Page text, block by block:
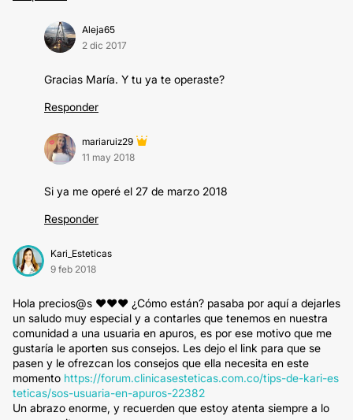
Aleja65
2 dic 2017
Gracias María. Y tu ya te operaste?
Responder
mariaruiz29
11 may 2018
Si ya me operé el 27 de marzo 2018
Responder
Kari_Esteticas
9 feb 2018
Hola precios@s ♥♥♥ ¿Cómo están? pasaba por aquí a dejarles
un saludo muy especial y a contarles que tenemos en nuestra
comunidad a una usuaria en apuros, es por ese motivo que me
gustaría le aporten sus consejos. Les dejo el link para que se
pasen y le ofrezcan los consejos que ella necesita en este
momento https://forum.clinicasesteticas.com.co/tips-de-kari-es
teticas/sos-usuaria-en-apuros-22382
Un abrazo enorme, y recuerden que estoy atenta siempre a lo